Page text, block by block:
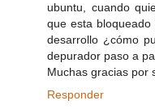
ubuntu, cuando
que esta
desarrollo ¿cómo
depurador paso a
Muchas gracias por
Responder